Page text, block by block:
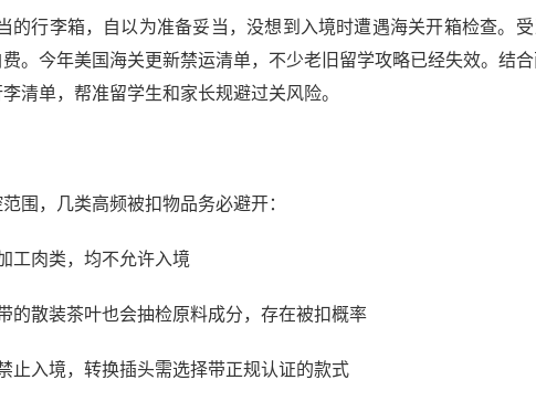
的行李箱，自以为准备妥当，没想到入境时遭遇海关开箱检查。
。今年美国海关更新禁运清单，不少老旧留学攻略已经失效。结
清单，帮准留学生和家长规避过关风险。
围，几类高频被扣物品务必避开：
工肉类，均不允许入境
的散装茶叶也会抽检原料成分，存在被扣概率
止入境，转换插头需选择带正规认证的款式